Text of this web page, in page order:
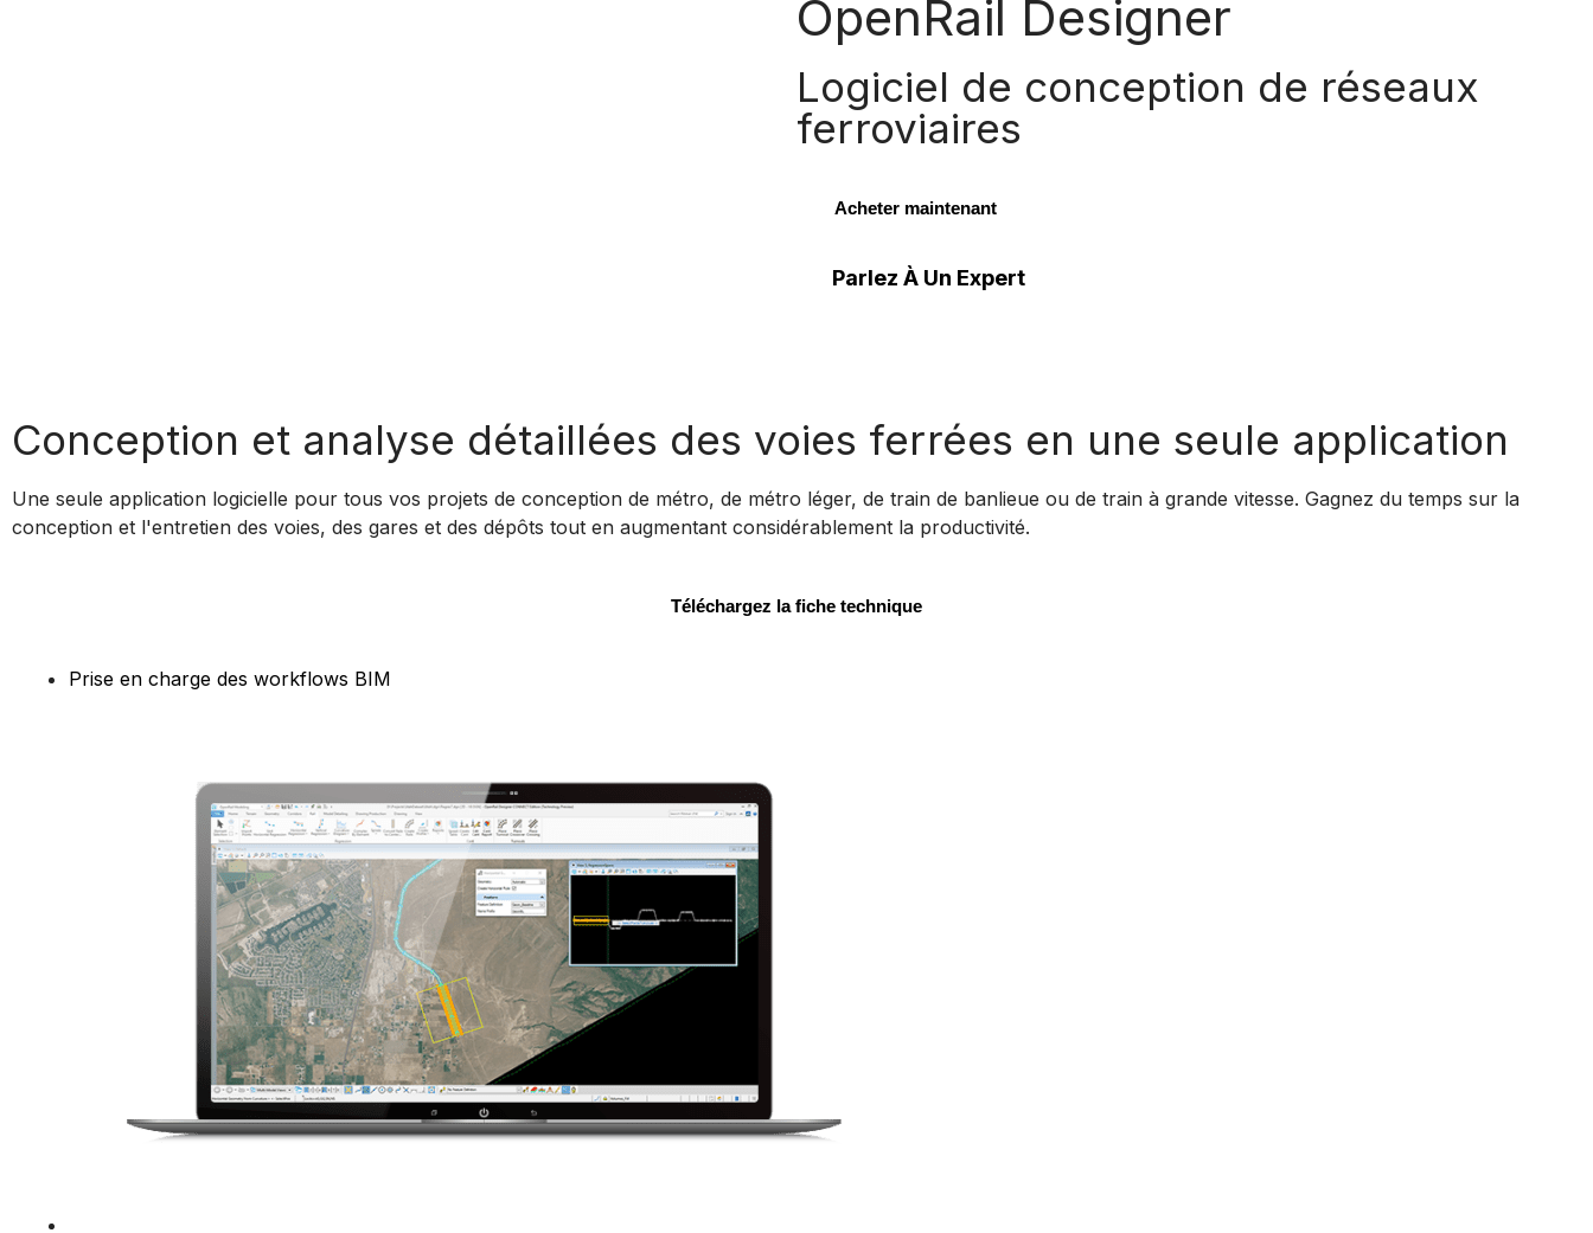
OpenRail Designer
Logiciel de conception de réseaux
ferroviaires
Acheter maintenant
Parlez À Un Expert
Conception et analyse détaillées des voies ferrées en une seule application
Une seule application logicielle pour tous vos projets de conception de métro, de métro léger, de train de banlieue ou de train à grande vitesse. Gagnez du temps sur la
conception et l'entretien des voies, des gares et des dépôts tout en augmentant considérablement la productivité.
Téléchargez la fiche technique
Prise en charge des workflows BIM